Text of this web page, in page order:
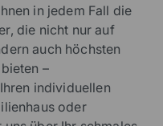
in jedem Fall die
die nicht nur auf
auch höchsten
–
individuellen
oder